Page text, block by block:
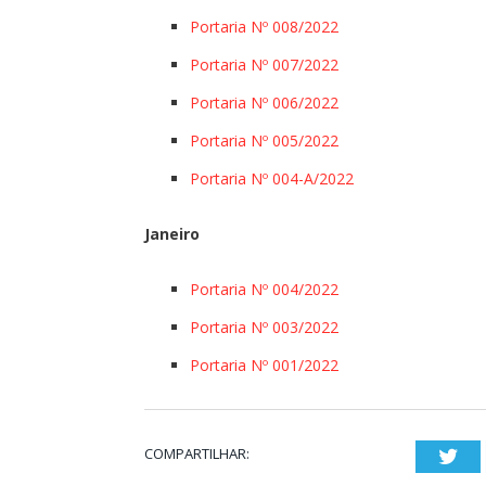
Portaria Nº 008/2022
Portaria Nº 007/2022
Portaria Nº 006/2022
Portaria Nº 005/2022
Portaria Nº 004-A/2022
Janeiro
Portaria Nº 004/2022
Portaria Nº 003/2022
Portaria Nº 001/2022
COMPARTILHAR: